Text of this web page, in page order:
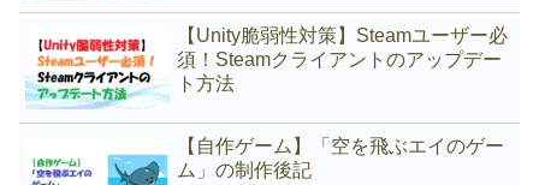
【Unity脆弱性対策】Steamユーザー必
須！Steamクライアントのアップデー
ト方法
【自作ゲーム】「空を飛ぶエイのゲー
ム」の制作後記